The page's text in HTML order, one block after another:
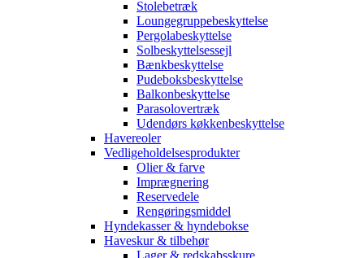
Stolebetræk
Loungegruppebeskyttelse
Pergolabeskyttelse
Solbeskyttelsessejl
Bænkbeskyttelse
Pudeboksbeskyttelse
Balkonbeskyttelse
Parasolovertræk
Udendørs køkkenbeskyttelse
Havereoler
Vedligeholdelsesprodukter
Olier & farve
Imprægnering
Reservedele
Rengøringsmiddel
Hyndekasser & hyndebokse
Haveskur & tilbehør